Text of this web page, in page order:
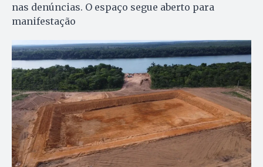
nas denúncias. O espaço segue aberto para
manifestação